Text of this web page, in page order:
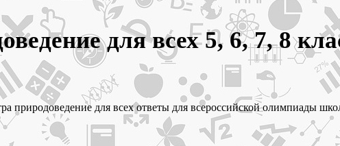
для всех 5, 6, 7, 8
природоведение для всех ответы для всероссийской олимпиады